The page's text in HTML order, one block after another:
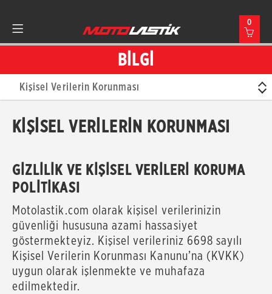
0
BİLGİ
Kişisel Verilerin Korunması
KIŞISEL VERILERIN KORUNMASI
GİZLİLİK VE KİŞİSEL VERİLERİ KORUMA
POLİTİKASI
Motolastik.com olarak kişisel verilerinizin
güvenliği hususuna azami hassasiyet
göstermekteyiz. Kişisel verileriniz 6698 sayılı
Kişisel Verilerin Korunması Kanunu’na (KVKK)
uygun olarak işlenmekte ve muhafaza
edilmektedir.